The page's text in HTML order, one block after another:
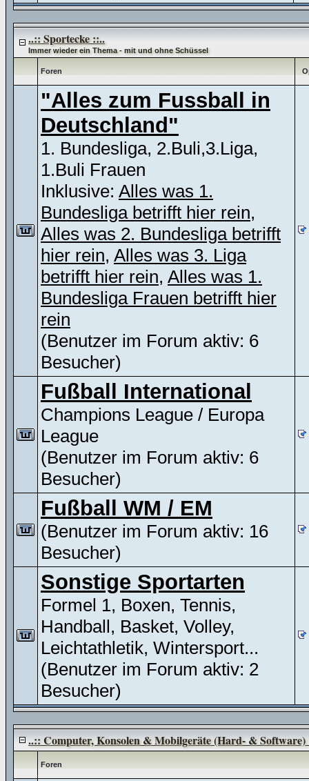
..:: Sportecke ::..
Immer wieder ein Thema - mit und ohne Schüssel
Foren
"Alles zum Fussball in
Deutschland"
1. Bundesliga, 2.Buli,3.Liga,
1.Buli Frauen
Inklusive: Alles was 1.
Bundesliga betrifft hier rein,
Alles was 2. Bundesliga betrifft
hier rein, Alles was 3. Liga
betrifft hier rein, Alles was 1.
Bundesliga Frauen betrifft hier
rein
(Benutzer im Forum aktiv: 6
Besucher)
Fußball International
Champions League / Europa
League
(Benutzer im Forum aktiv: 6
Besucher)
Fußball WM / EM
(Benutzer im Forum aktiv: 16
Besucher)
Sonstige Sportarten
Formel 1, Boxen, Tennis,
Handball, Basket, Volley,
Leichtathletik, Wintersport...
(Benutzer im Forum aktiv: 2
Besucher)
..:: Computer, Konsolen & Mobilgeräte (Hard- & Software)
Foren